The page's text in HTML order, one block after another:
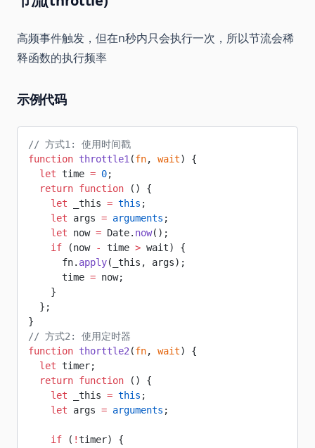
高频事件触发，但在n秒内只会执行一次，所以节流会稀
释函数的执行频率
示例代码
// 方式1: 使用时间戳
function throttle1 (fn, wait) {
  let
time = 0;
  return
function () {
    let
_this = this ;
    let
args = arguments ;
    let
now = Date. now();
    if
(now - time > wait) {
      fn.
apply(_this, args);
      time
= now;
    }
  };
}
// 方式2: 使用定时器
function thorttle2 (fn, wait) {
  let
timer;
  return
function () {
    let
_this = this ;
    let
args = arguments ;
    if
( !timer) {